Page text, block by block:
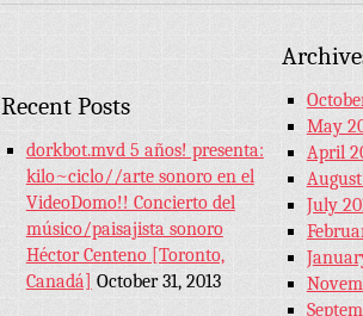
Recent Posts
dorkbot.mvd 5 años! presenta:
kilo~ciclo//arte sonoro en el
VideoDomo!! Concierto del
músico/paisajista sonoro
Héctor Centeno [Toronto,
Canadá] October 31, 2013
May
April
July